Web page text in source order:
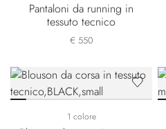
Pantaloni da running in
tessuto tecnico
€ 550
1 colore